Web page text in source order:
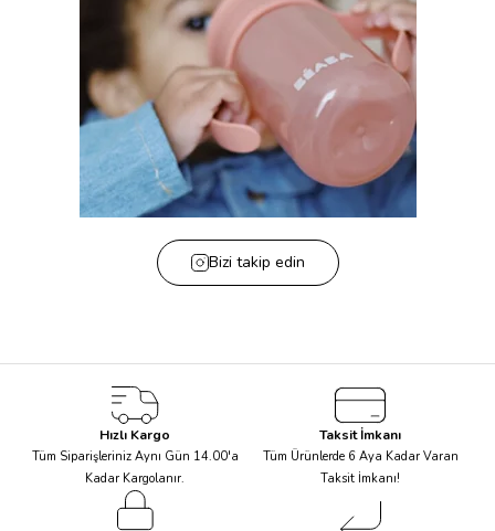
Bizi takip edin
Hızlı Kargo
Tüm Siparişleriniz Aynı Gün 14.00'a
Kadar Kargolanır.
Taksit İmkanı
Tüm Ürünlerde 6 Aya Kadar Varan
Taksit İmkanı!